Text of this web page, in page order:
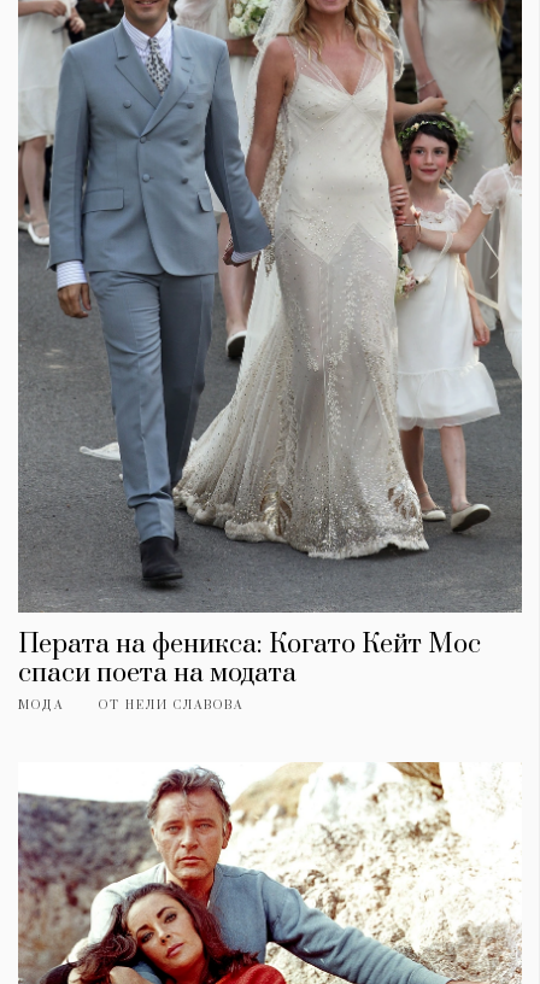
Перата на феникса: Когато Кейт Мос
спаси поета на модата
МОДА ОТ НЕЛИ СЛАВОВА